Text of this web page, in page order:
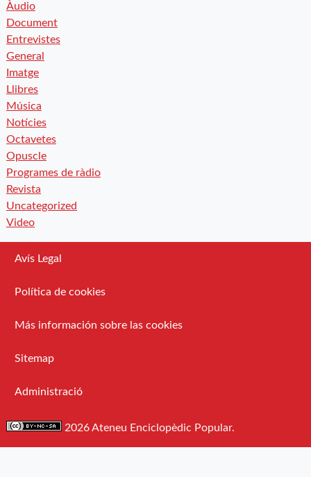
Àudio
Document
Entrevistes
General
Imatge
Llibres
Música
Notícies
Octavetes
Opuscle
Programes de ràdio
Revista
Uncategorized
Video
Avís Legal
Política de cookies
Más información sobre las cookies
Sitemap
Administració
2026 Ateneu Enciclopèdic Popular.